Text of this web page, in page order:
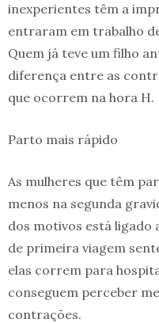
inexperientes têm a
entraram em trabalho
Quem já teve um filho
diferença entre as
que ocorrem na hora H.
Parto mais rápido
As mulheres que têm
menos na segunda
dos motivos está ligado
de primeira viagem
elas correm para
conseguem perceber
contrações.